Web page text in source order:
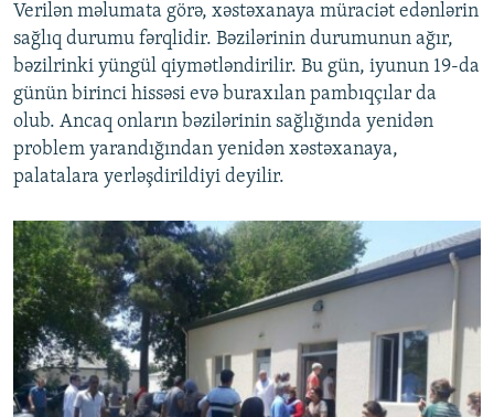
Verilən məlumata görə, xəstəxanaya müraciət edənlərin
sağlıq durumu fərqlidir. Bəzilərinin durumunun ağır,
bəzilrinki yüngül qiymətləndirilir. Bu gün, iyunun 19-da
günün birinci hissəsi evə buraxılan pambıqçılar da
olub. Ancaq onların bəzilərinin sağlığında yenidən
problem yarandığından yenidən xəstəxanaya,
palatalara yerləşdirildiyi deyilir.